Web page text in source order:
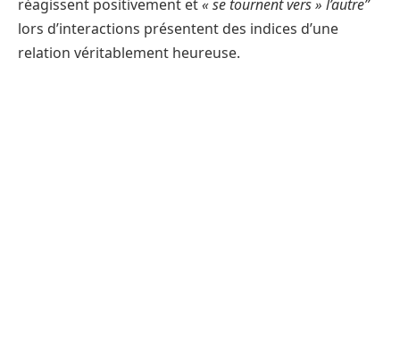
réagissent positivement et« se tournent vers » l’autre”
lors d’interactions présentent des indices d’une
relation véritablement heureuse.